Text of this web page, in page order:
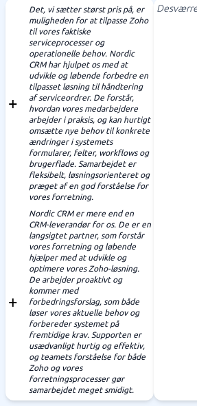
Det, vi sætter størst pris på, er
muligheden for at tilpasse Zoho
til vores faktiske
serviceprocesser og
operationelle behov. Nordic
CRM har hjulpet os med at
udvikle og løbende forbedre en
tilpasset løsning til håndtering
af serviceordrer. De forstår,
hvordan vores medarbejdere
arbejder i praksis, og kan hurtigt
omsætte nye behov til konkrete
ændringer i systemets
formularer, felter, workflows og
brugerflade. Samarbejdet er
fleksibelt, løsningsorienteret og
præget af en god forståelse for
vores forretning.
Nordic CRM er mere end en
CRM-leverandør for os. De er en
langsigtet partner, som forstår
vores forretning og løbende
hjælper med at udvikle og
optimere vores Zoho-løsning.
De arbejder proaktivt og
kommer med
forbedringsforslag, som både
løser vores aktuelle behov og
forbereder systemet på
fremtidige krav. Supporten er
usædvanligt hurtig og effektiv,
og teamets forståelse for både
Zoho og vores
forretningsprocesser gør
samarbejdet meget smidigt.